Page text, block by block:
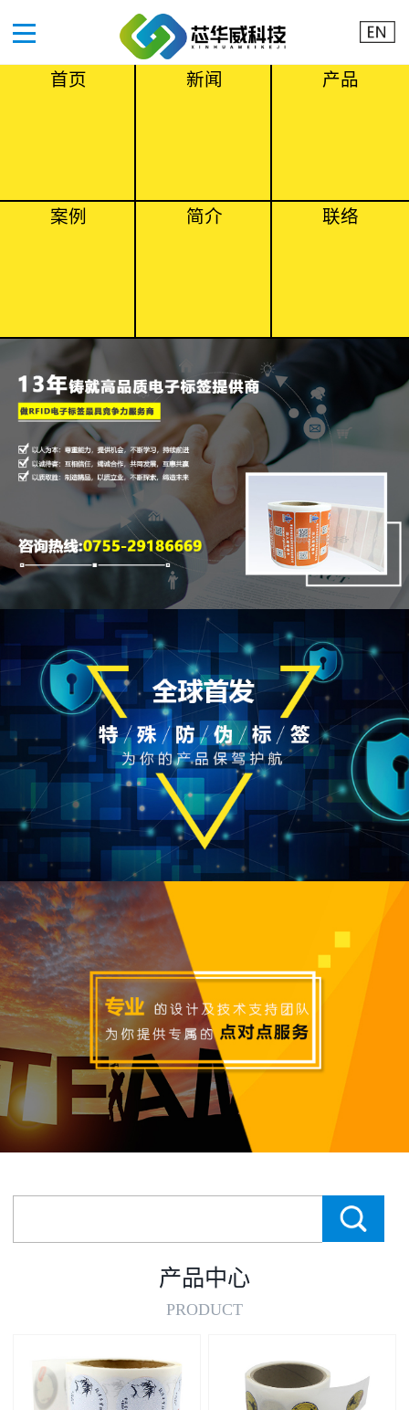
首页 新闻 产品
案例 简介 联络
产品中心
PRODUCT